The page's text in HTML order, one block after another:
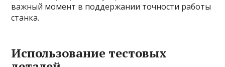
важный момент в поддержании точности работы
станка.
Использование тестовых